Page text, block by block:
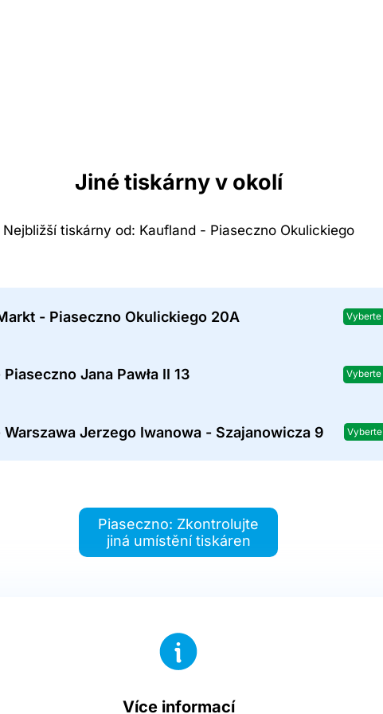
Jiné tiskárny v okolí
Nejbližší tiskárny od: Kaufland - Piaseczno Okulickiego
- Piaseczno Okulickiego 20A Vyberte
Jana Pawła II 13 Vyberte
Warszawa Jerzego Iwanowa - Szajanowicza 9 Vyberte
Piaseczno: Zkontrolujte
jiná umístění tiskáren
Více informací